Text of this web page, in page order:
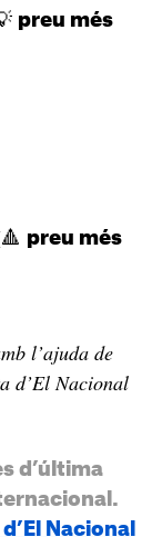
preu més
preu més
l’ajuda de
d’El Nacional
d’última
Nacional